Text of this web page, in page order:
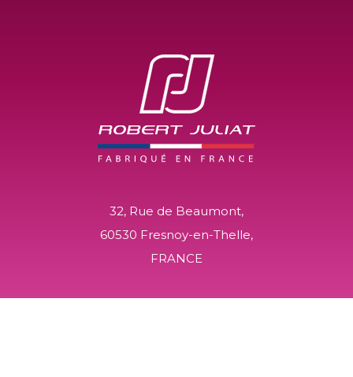
32, Rue de Beaumont,
60530 Fresnoy-en-Thelle,
FRANCE